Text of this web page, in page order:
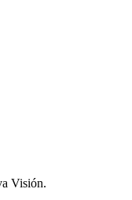
Visión.